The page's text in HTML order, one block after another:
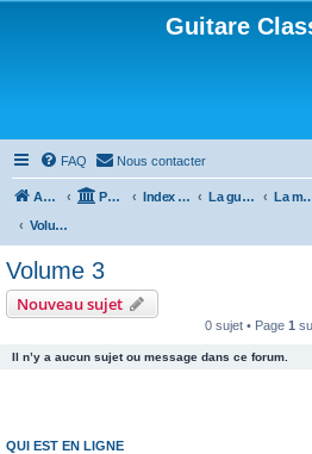
Guitare
FAQ Nous contacter
Accueil Portail Index du forum La guitare : instrument, cours et théorie La méthode
Volume 3
Volume 3
Nouveau sujet
0 sujet • Page 1
Il n’y a aucun sujet ou message dans ce forum.
QUI EST EN LIGNE